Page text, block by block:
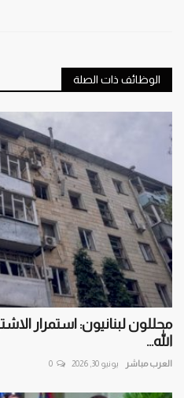
الوظائف ذات الصلة
محللون لبنانيون: استمرار
الله...
العرب مباشر يونيو 30, 2026 0